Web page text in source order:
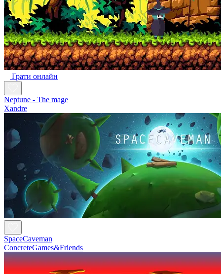
Грати онлайн
Neptune - The mage
Xandre
SpaceCaveman
ConcreteGames&Friends